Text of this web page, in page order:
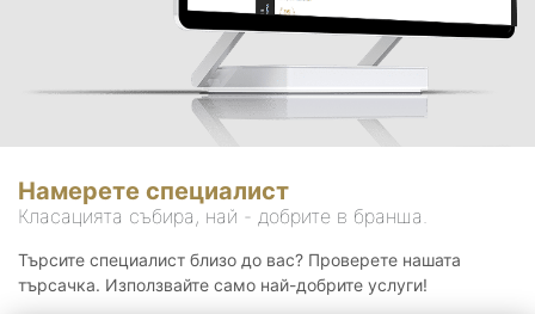
Намерете специалист
Класацията събира, най - добрите в бранша.
Търсите специалист близо до вас? Проверете нашата
търсачка. Използвайте само най-добрите услуги!